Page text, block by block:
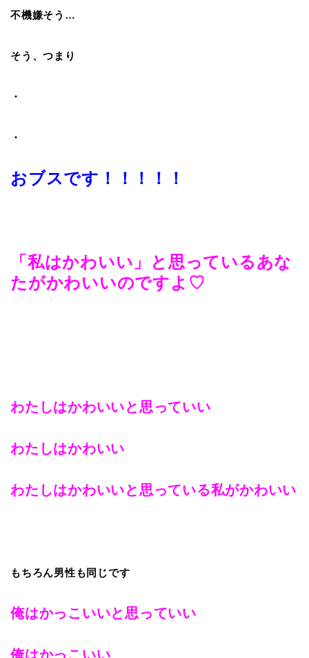
不機嫌そう…
そう、つまり
・
・
おブスです！！！！！
「私はかわいい」と思っているあな
たがかわいいのですよ♡
わたしはかわいいと思っていい
わたしはかわいい
わたしはかわいいと思っている私がかわいい
もちろん男性も同じです
俺はかっこいいと思っていい
俺はかっこいい